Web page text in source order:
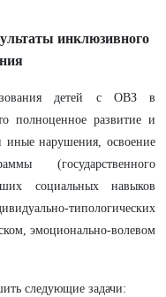
инклюзивного
детей с ОВЗ в
полноценное развитие и
иные нарушения, освоение
(государственного
социальных навыков
типологических
эмоционально-волевом
следующие задачи: